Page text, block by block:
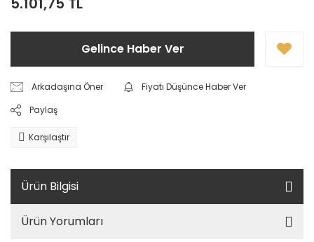
Gelince Haber Ver
Arkadaşına Öner
Fiyatı Düşünce Haber Ver
Paylaş
Karşılaştır
Ürün Bilgisi
Ürün Yorumları